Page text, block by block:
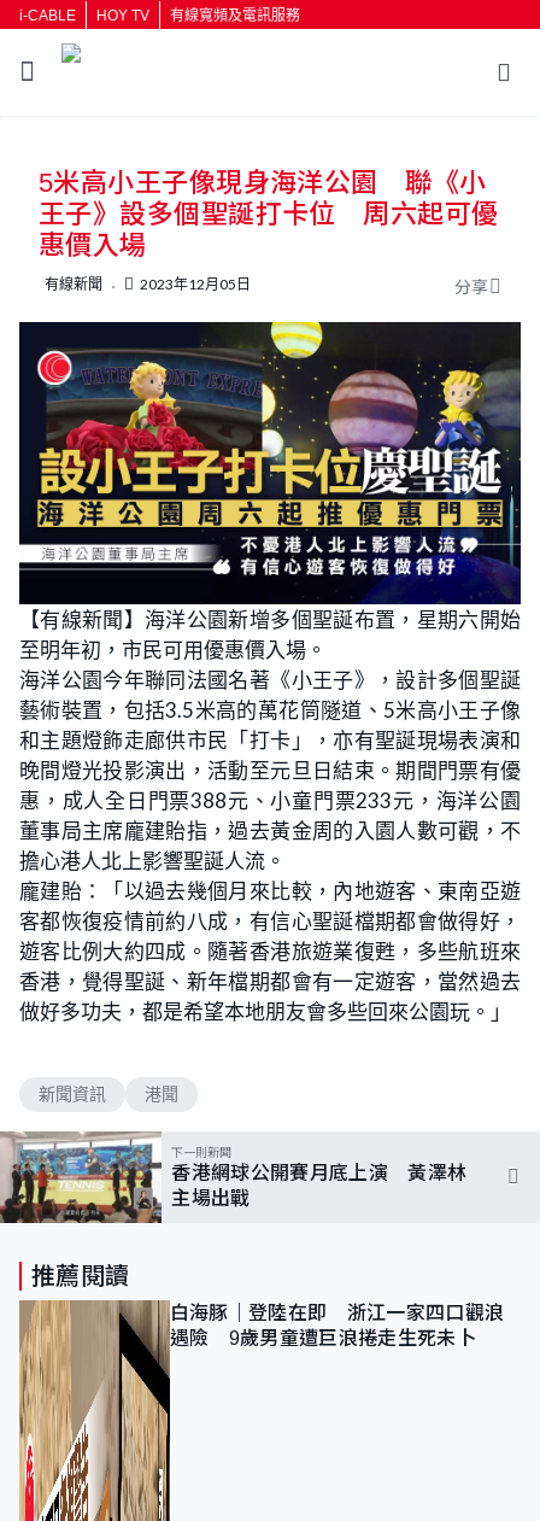
i-CABLE HOY TV 有線寬頻及電訊服務
按輸入鍵開始搜尋
5米高小王子像現身海洋公園 聯《小
王子》設多個聖誕打卡位 周六起可優
惠價入場
有線新聞 2023年12月05日 分享
【有線新聞】海洋公園新增多個聖誕布置，星期六開始
至明年初，市民可用優惠價入場。
海洋公園今年聯同法國名著《小王子》，設計多個聖誕
藝術裝置，包括3.5米高的萬花筒隧道、5米高小王子像
和主題燈飾走廊供市民「打卡」，亦有聖誕現場表演和
晚間燈光投影演出，活動至元旦日結束。期間門票有優
惠，成人全日門票388元、小童門票233元，海洋公園
董事局主席龐建貽指，過去黃金周的入園人數可觀，不
擔心港人北上影響聖誕人流。
龐建貽：「以過去幾個月來比較，內地遊客、東南亞遊
客都恢復疫情前約八成，有信心聖誕檔期都會做得好，
遊客比例大約四成。隨著香港旅遊業復甦，多些航班來
香港，覺得聖誕、新年檔期都會有一定遊客，當然過去
做好多功夫，都是希望本地朋友會多些回來公園玩。」
新聞資訊 港聞
下一則新聞
香港網球公開賽月底上演 黃澤林
主場出戰
推薦閱讀
白海豚｜登陸在即 浙江一家四口觀浪
遇險 9歲男童遭巨浪捲走生死未卜